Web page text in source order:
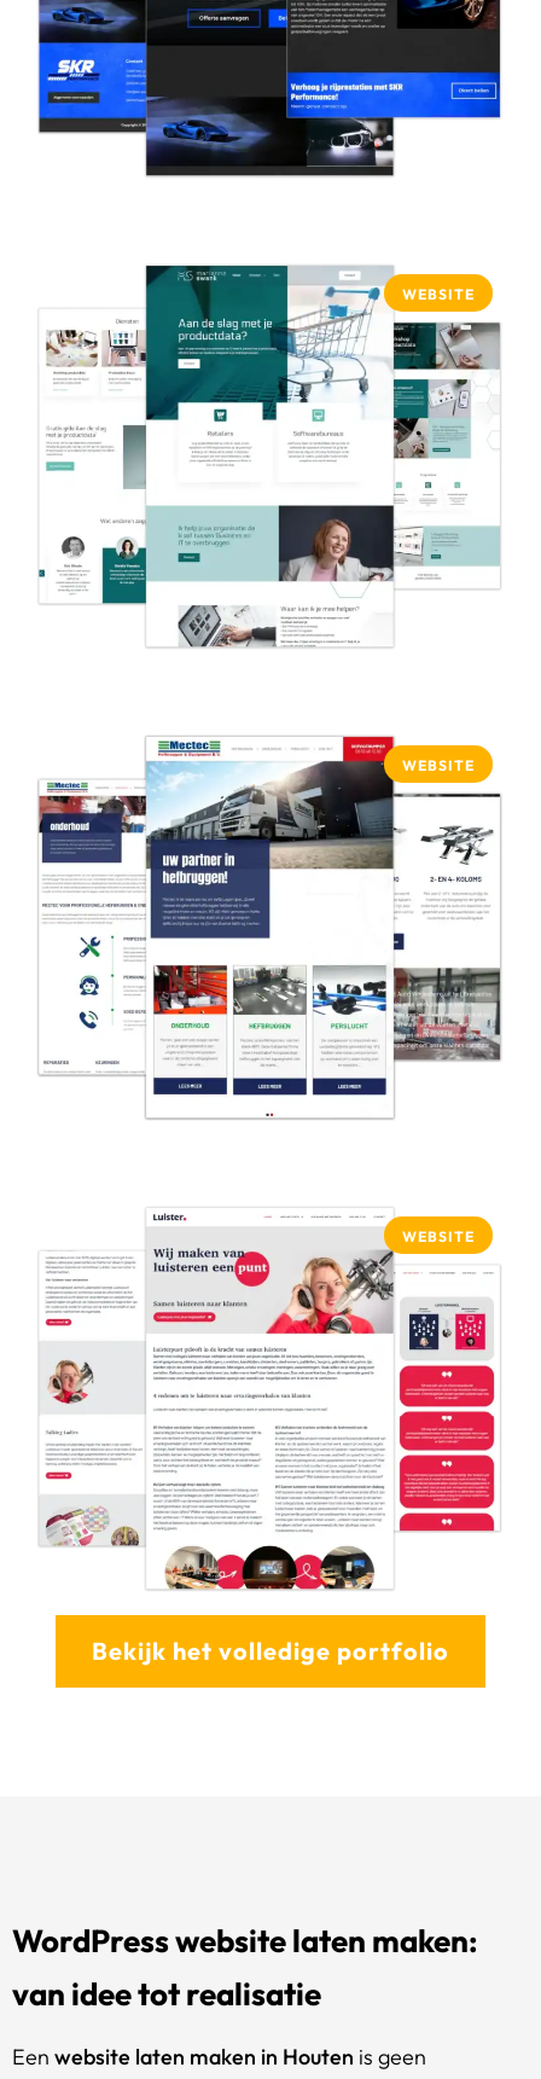
WEBSITE
WEBSITE
WEBSITE
Bekijk het volledige portfolio
WordPress website laten maken:
van idee tot realisatie
Een website laten maken in Houten is geen